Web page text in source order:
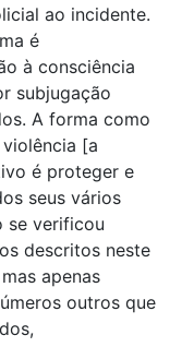
ao incidente.
é
à consciência
subjugação
A forma como
[a
é proteger e
seus vários
se verificou
descritos neste
apenas
outros que